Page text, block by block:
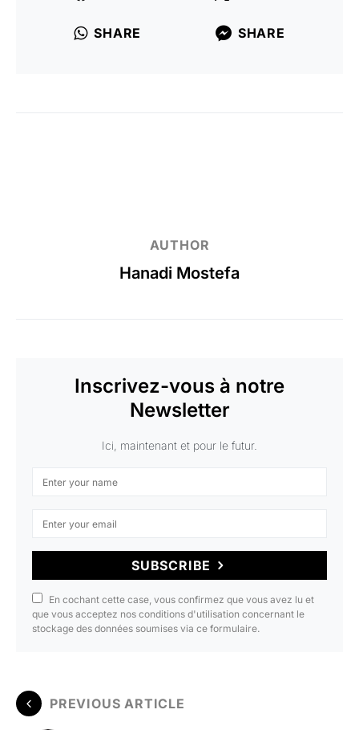
SHARE SHARE
AUTHOR
Hanadi Mostefa
Inscrivez-vous à notre
Newsletter
Ici, maintenant et pour le futur.
SUBSCRIBE
En cochant cette case, vous confirmez que vous avez lu et
que vous acceptez nos conditions d'utilisation concernant le
stockage des données soumises via ce formulaire.
PREVIOUS ARTICLE